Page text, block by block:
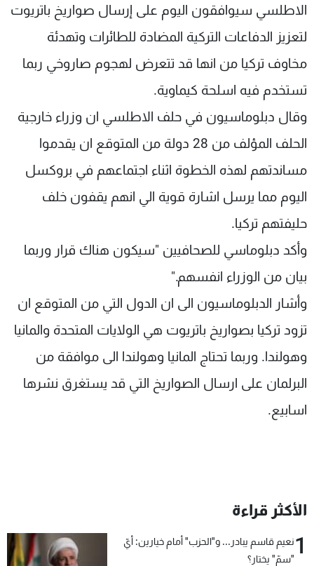
الاطلسي سيوافقون اليوم على إرسال صواريخ باتريوت
لتعزيز الدفاعات التركية المضادة للطائرات وتهدئة
مخاوف تركيا من انها قد تتعرض لهجوم صاروخي ربما
تستخدم فيه اسلحة كيماوية.
وقال دبلوماسيون في حلف الاطلسي ان وزراء خارجية
الحلف المؤلف من 28 دولة من المتوقع ان يقدموا
مساندتهم لهذه الخطوة اثناء اجتماعهم في بروكسل
اليوم مما يرسل اشارة قوية الي انهم يقفون خلف
حليفتهم تركيا.
وأكد دبلوماسي للصحافيين "سيكون هناك قرار وربما
بيان من الوزراء انفسهم."
وأشار الدبلوماسيون الى ان الدول التي من المتوقع ان
تزود تركيا بصواريخ باتريوت هي الولايات المتحدة والمانيا
وهولندا. وربما تحتاج المانيا وهولندا الى موافقة من
البرلمان على ارسال الصواريخ التي قد يستغرق نشرها
اسابيع.
الأكثر قراءة
1نعيم قاسم يبادر... و"الحزب" أمام خيارين: أيّ
"سمّ" يختار؟
لاعلاناتكم
شروط الإسـتخدام
سياسة الخصوصية